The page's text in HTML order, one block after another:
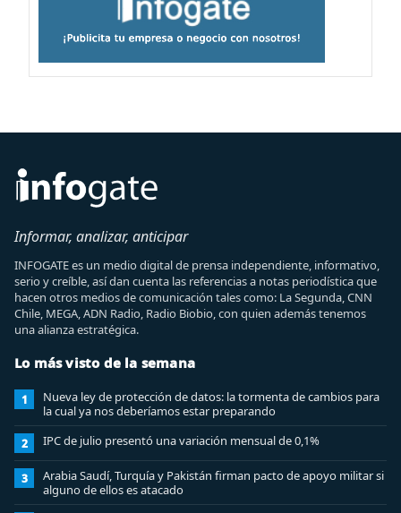
Informar, analizar, anticipar
INFOGATE es un medio digital de prensa independiente, informativo,
serio y creíble, así dan cuenta las referencias a notas periodística que
hacen otros medios de comunicación tales como: La Segunda, CNN
Chile, MEGA, ADN Radio, Radio Biobio, con quien además tenemos
una alianza estratégica.
Lo más visto de la semana
1
Nueva ley de protección de datos: la tormenta de cambios para
la cual ya nos deberíamos estar preparando
2 IPC de julio presentó una variación mensual de 0,1%
3
Arabia Saudí, Turquía y Pakistán firman pacto de apoyo militar si
alguno de ellos es atacado